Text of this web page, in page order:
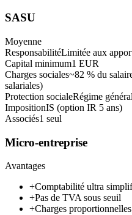
SASU
Moyenne
ResponsabilitéLimitée aux
Capital minimum1 EUR
Charges sociales~82 % du
salariales)
Protection socialeRégime
ImpositionIS (option IR 5 ans)
Associés1 seul
Micro-entreprise
Avantages
+Comptabilité ultra
+Pas de TVA sous seuil
+Charges